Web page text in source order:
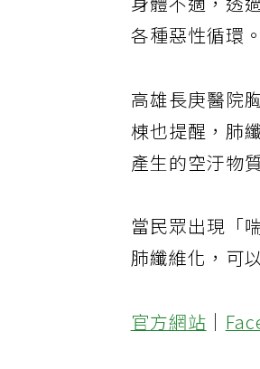
身體不適，透
各種惡性循環。
高雄長庚醫院
棟也提醒，肺
產生的空汙物
當民眾出現「
肺纖維化，可
官方網站 ｜